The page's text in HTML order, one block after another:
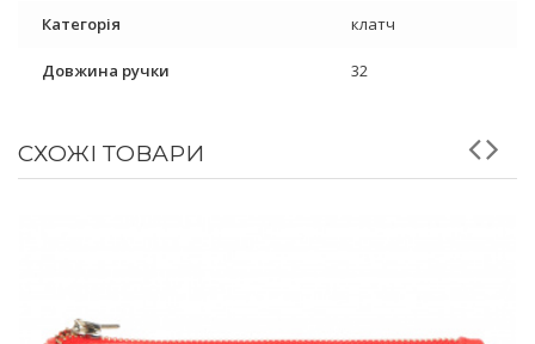
Категорія клатч
Довжина ручки 32
СХОЖІ ТОВАРИ